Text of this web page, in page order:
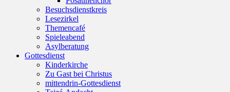
Besuchsdienstkreis
Lesezirkel
Themencafé
Spieleabend
Asylberatung
Gottesdienst
Kinderkirche
Zu Gast bei Christus
mittendrin-Gottesdienst